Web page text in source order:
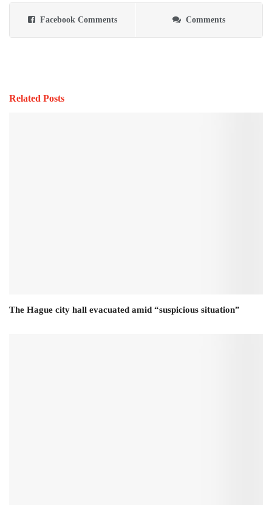
Facebook Comments Comments
Related Posts
The Hague city hall evacuated amid “suspicious situation”